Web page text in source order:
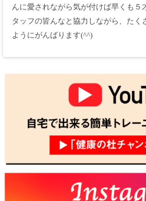
んに愛されながら気が付けば早くも５
タッフの皆んなと協力しながら、たく
ようにがんばります(^^)